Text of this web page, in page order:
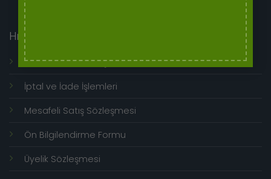
Hızlı Menü
Genel Kullanım Koşulları
İptal ve İade İşlemleri
Mesafeli Satış Sözleşmesi
Ön Bilgilendirme Formu
Üyelik Sözleşmesi